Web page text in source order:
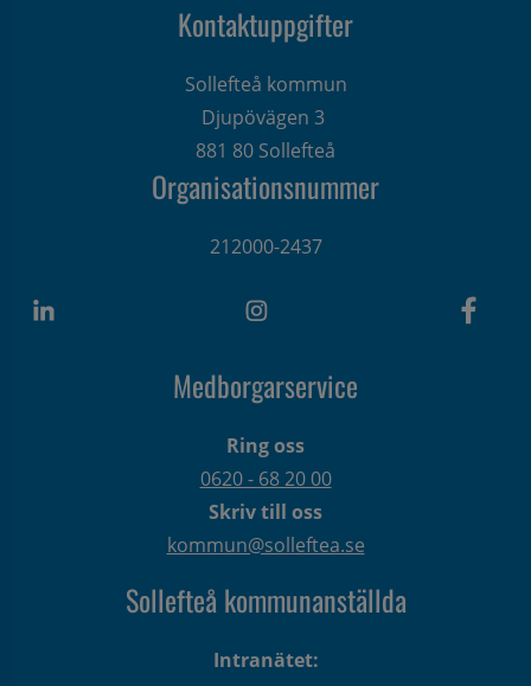
Kontaktuppgifter
Sollefteå kommun
Djupövägen 3
881 80 Sollefteå
Organisationsnummer
212000-2437
Medborgarservice
Ring oss
0620 - 68 20 00
Skriv till oss
kommun@solleftea.se
Sollefteå kommunanställda
Intranätet: